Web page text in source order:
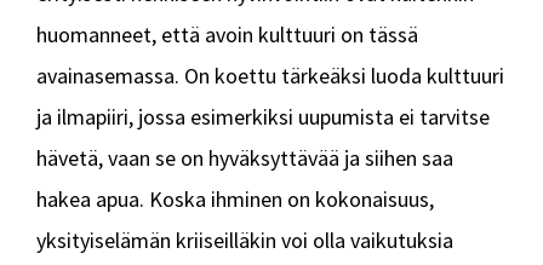
huomanneet, että avoin kulttuuri on tässä
avainasemassa. On koettu tärkeäksi luoda kulttuuri
ja ilmapiiri, jossa esimerkiksi uupumista ei tarvitse
hävetä, vaan se on hyväksyttävää ja siihen saa
hakea apua. Koska ihminen on kokonaisuus,
yksityiselämän kriiseilläkin voi olla vaikutuksia